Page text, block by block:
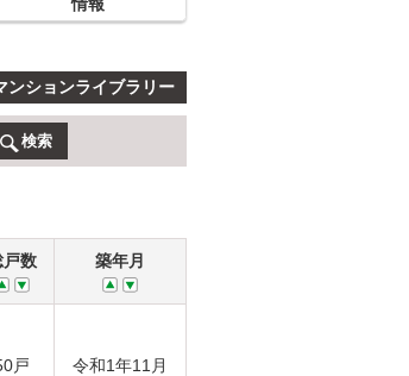
ンションライブラリー
検索
戸数 築年月
戸 令和1年11月